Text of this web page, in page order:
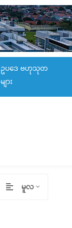
ဥပဒေ ဗဟုသုတ
များ
မူလ